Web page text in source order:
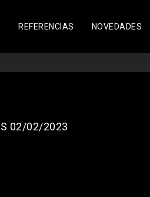
REFERENCIAS NOVEDADES
02/02/2023